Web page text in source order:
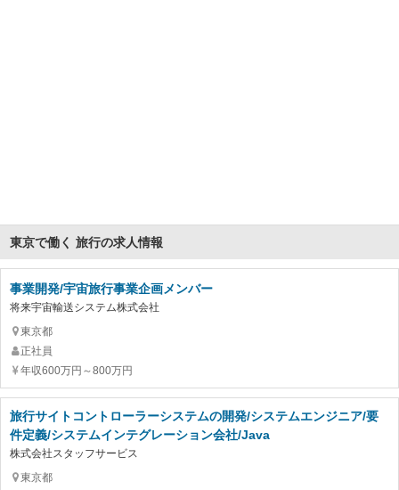
東京で働く 旅行の求人情報
事業開発/宇宙旅行事業企画メンバー
将来宇宙輸送システム株式会社
東京都
正社員
年収600万円～800万円
旅行サイトコントローラーシステムの開発/システムエンジニア/要
件定義/システムインテグレーション会社/Java
株式会社スタッフサービス
東京都